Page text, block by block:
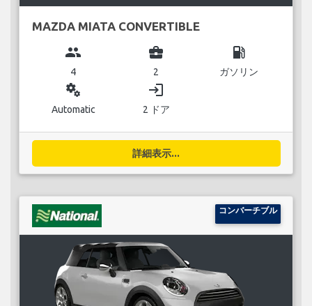
MAZDA MIATA CONVERTIBLE
group
4
business_center
2
local_gas_station
ガソリン
miscellaneous_services
Automatic
login
2 ドア
詳細表示...
コンバーチブル